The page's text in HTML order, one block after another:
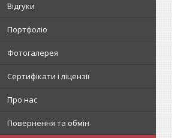
Відгуки
Портфоліо
Фотогалерея
Сертифікати і ліцензії
Про нас
Повернення та обмін